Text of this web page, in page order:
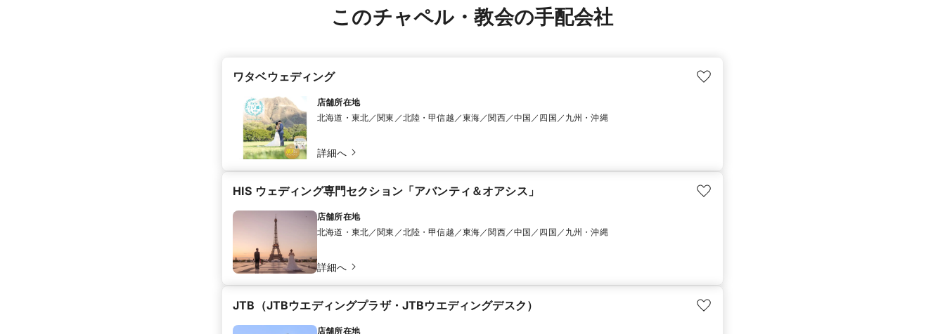
このチャペル・教会の手配会社
ワタベウェディング
店舗所在地
北海道・東北／関東／北陸・甲信越／東海／関西／中国／四国／九州・沖縄
詳細へ
HIS ウェディング専門セクション「アバンティ＆オアシス」
店舗所在地
北海道・東北／関東／北陸・甲信越／東海／関西／中国／四国／九州・沖縄
詳細へ
JTB（JTBウエディングプラザ・JTBウエディングデスク）
店舗所在地